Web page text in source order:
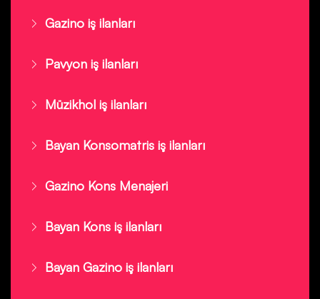
Gazino iş ilanları
Pavyon iş ilanları
Müzikhol iş ilanları
Bayan Konsomatris iş ilanları
Gazino Kons Menajeri
Bayan Kons iş ilanları
Bayan Gazino iş ilanları